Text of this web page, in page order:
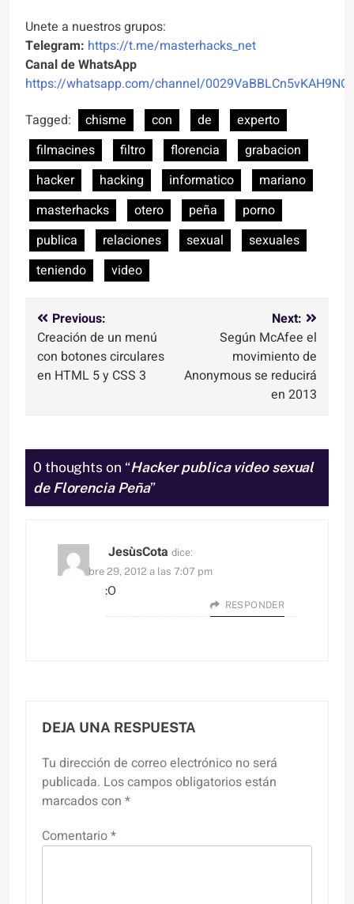
Unete a nuestros grupos:
Telegram: https://t.me/masterhacks_net
Canal de WhatsApp
https://whatsapp.com/channel/
Tagged:
chisme con de
experto
filmacines
filtro florencia
grabacion
hacker
hacking informatico
mariano
masterhacks
otero peña
porno
publica
relaciones sexual
sexuales
teniendo
video
Navegación
de
entradas
Previous:
Creación de un menú
con botones circulares
en HTML 5 y CSS 3
Next:
Según McAfee el
movimiento de
Anonymous se reducirá
en 2013
0 thoughts on “Hacker publica video sexual
de Florencia Peña”
JesùsCota dice:
diciembre 29, 2012 a las 7:07 pm
:O
RESPONDER
DEJA UNA RESPUESTA
Tu dirección de correo electrónico no será
publicada. Los campos obligatorios están
marcados con *
Comentario*